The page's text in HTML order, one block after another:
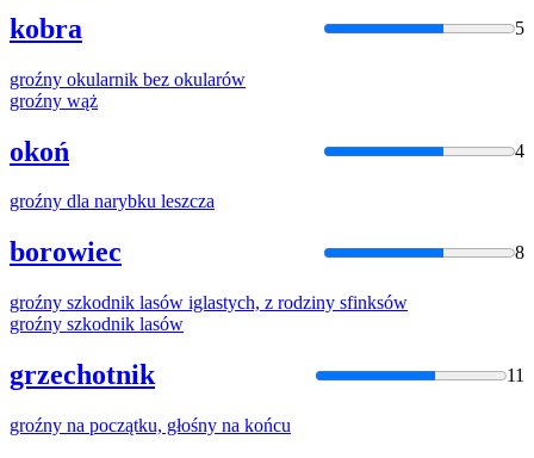
kobra 5
groźny okularnik bez okularów
groźny wąż
okoń 4
groźny dla narybku leszcza
borowiec 8
groźny szkodnik lasów iglastych, z rodziny sfinksów
groźny szkodnik lasów
grzechotnik 11
groźny na początku, głośny na końcu